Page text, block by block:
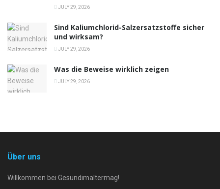
JULY 29, 2026
Sind Kaliumchlorid-Salzersatzstoffe sicher
und wirksam?
JULY 29, 2026
Was die Beweise wirklich zeigen
JULY 29, 2026
Über uns
Willkommen bei Gesundimaltermag!